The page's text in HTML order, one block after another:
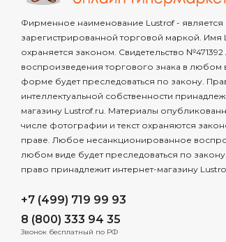
Фирменное наименование Lustrof - является
зарегистрированной торговой маркой. Имя
охраняется законом. Свидетельство
воспроизведения торгового знака в любом
форме будет преследоваться по закону.
интеллектуальной собственности
магазину Lustrof.ru. Материалы
числе фотографии и текст охраняются
праве. Любое несанкционированное
любом виде будет преследоваться по
право принадлежит интернет-магазину
+7 (499) 719 99 93
8 (800) 333 94 35
Звонок бесплатный по РФ